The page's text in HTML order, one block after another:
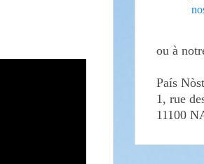
ou à
País
1, rue
11100